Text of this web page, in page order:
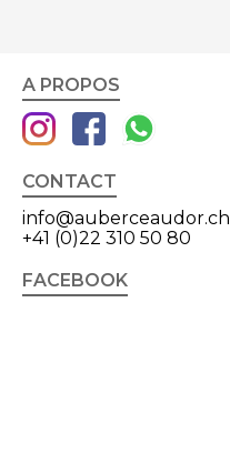
A PROPOS
CONTACT
info@auberceaudor.ch
+41 (0)22 310 50 80
FACEBOOK